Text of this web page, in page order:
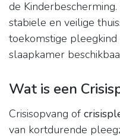
de
stabiele en veilige
toekomstige
slaapkamer
Wat is een
Crisisopvang of
van kortdurende